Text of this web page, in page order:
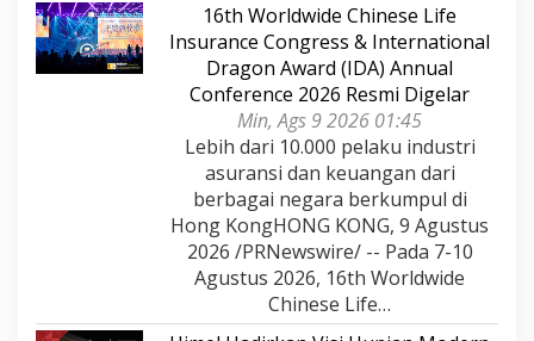
16th Worldwide Chinese Life
Insurance Congress & International
Dragon Award (IDA) Annual
Conference 2026 Resmi Digelar
Min, Ags 9 2026 01:45
Lebih dari 10.000 pelaku industri
asuransi dan keuangan dari
berbagai negara berkumpul di
Hong KongHONG KONG, 9 Agustus
2026 /PRNewswire/ -- Pada 7-10
Agustus 2026, 16th Worldwide
Chinese Life…